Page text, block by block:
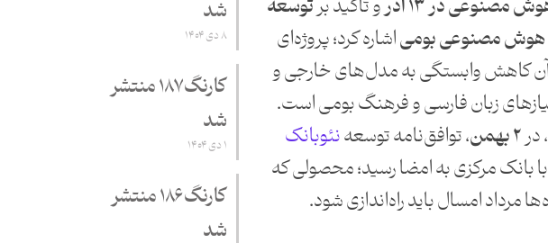
مصنوعی در ۱۳ آذر
و تأکید برتوسعه
مصنوعی بومیاشاره کرد؛ پروژه‌ای
کاهش وابستگی به مدل‌های خارجی و
زبان فارسی و فرهنگ بومی است.
در۲ بهمن ، توافق‌نامه‌ توسعهنئوبانک
بانک مرکزی به امضا رسید؛ محصولی که
مرداد امسال باید راه‌اندازی شود.
شد
۸ دی ۱۴۰۴
کارنگ ۱۸۷ منتشر
شد
۱ دی ۱۴۰۴
کارنگ ۱۸۶ منتشر
شد